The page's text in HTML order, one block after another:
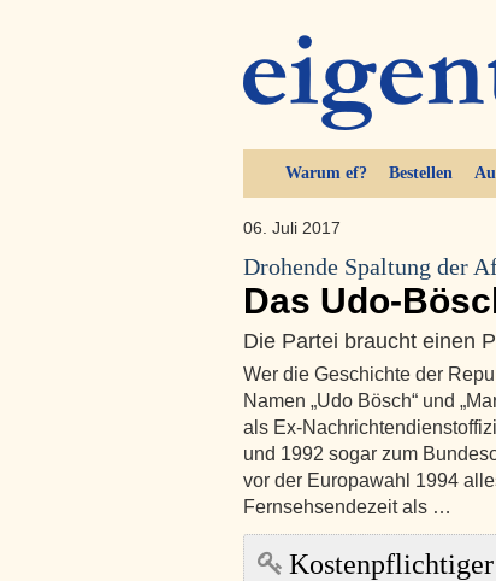
Warum ef? Bestellen
06. Juli 2017
Drohende Spaltung der
Das Udo-
Die Partei braucht einen
Wer die Geschichte der
Namen „Udo Bösch“ und
als Ex-
und 1992 sogar zum
vor der Europawahl 1994
Fernsehsendezeit als …